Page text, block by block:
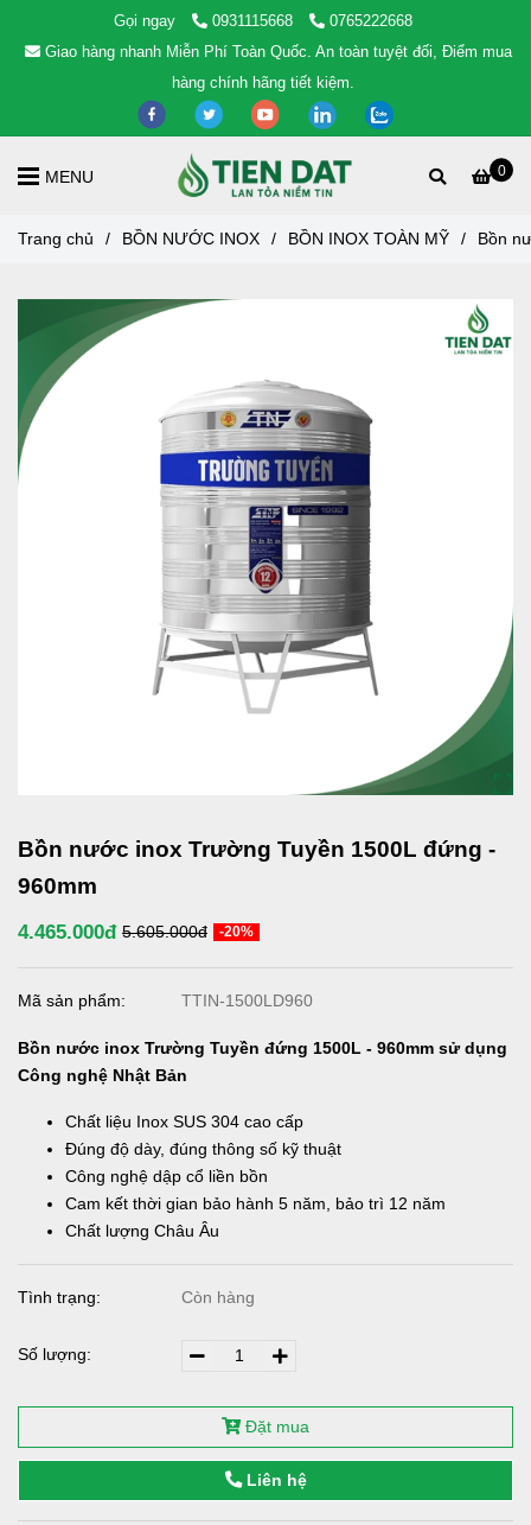
Gọi ngay 0931115668
0765222668
Giao hàng nhanh Miễn Phí Toàn Quốc. An toàn tuyệt đối, Điểm mua
hàng chính hãng tiết kiệm.
0
MENU
Trang chủ / BỒN NƯỚC INOX / BỒN INOX TOÀN MỸ / Bồn
Bồn nước inox Trường Tuyền 1500L đứng -
960mm
4.465.000đ 5.605.000đ -20%
Mã sản phẩm: TTIN-1500LD960
Bồn nước inox Trường Tuyền đứng 1500L - 960mm sử dụng
Công nghệ Nhật Bản
Chất liệu Inox SUS 304 cao cấp
Đúng độ dày, đúng thông số kỹ thuật
Công nghệ dập cổ liền bồn
Cam kết thời gian bảo hành 5 năm, bảo trì 12 năm
Chất lượng Châu Âu
Tình trạng: Còn hàng
Số lượng:
Đặt mua
Liên hệ